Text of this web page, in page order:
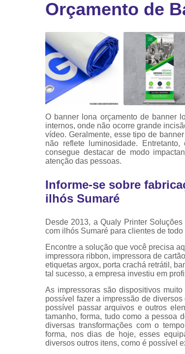
Orçamento de
O banner lona orçamento de banner
internos, onde não ocorre grande
vídeo. Geralmente, esse tipo de
não reflete luminosidade.
consegue destacar de modo
atenção das pessoas.
Informe-se sobre
ilhós Sumaré
Desde 2013, a Qualy Printer
com ilhós Sumaré para clientes de
Encontre a solução que você precisa
impressora ribbon, impressora de
etiquetas argox, porta crachá retrátil,
tal sucesso, a empresa investiu em
As impressoras são dispositivos
possível fazer a impressão de
possível passar arquivos e outros
tamanho, forma, tudo como a pessoa
diversas transformações com o
forma, nos dias de hoje, esses
diversos outros itens, como é possível